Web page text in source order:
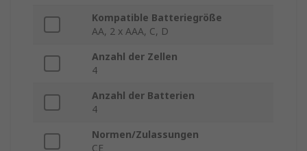
Kompatible Batteriegröße
AA, 2 x AAA, C, D
Anzahl der Zellen
4
Anzahl der Batterien
4
Normen/Zulassungen
CE